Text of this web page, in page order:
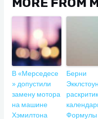
В «Мерседесе
» допустили
замену мотора
на машине
Хэмилтона
Берни
Экклстоун
Формулы